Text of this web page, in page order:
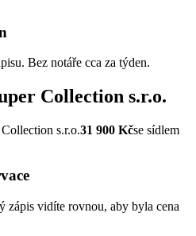
Bez notáře cca za týden.
Collection s.r.o.
s.r.o.31 900 Kčse sídlem
zápis vidíte rovnou, aby byla cena